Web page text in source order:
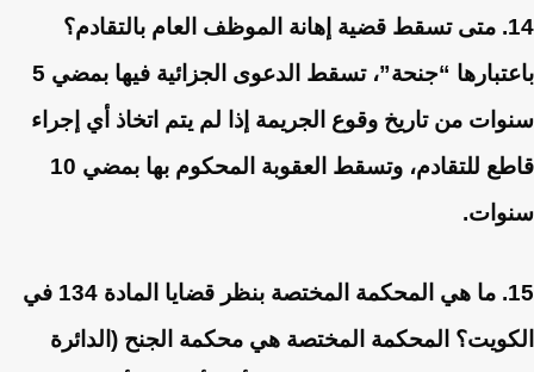
14. متى تسقط قضية إهانة الموظف العام بالتقادم؟
باعتبارها “جنحة”، تسقط الدعوى الجزائية فيها بمضي 5
سنوات من تاريخ وقوع الجريمة إذا لم يتم اتخاذ أي إجراء
قاطع للتقادم، وتسقط العقوبة المحكوم بها بمضي 10
سنوات.
15. ما هي المحكمة المختصة بنظر قضايا المادة 134 في
الكويت؟ المحكمة المختصة هي محكمة الجنح (الدائرة